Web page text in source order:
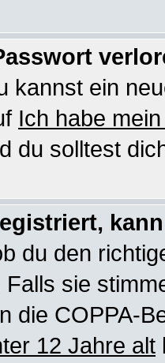
kannst ein
Ich habe
du solltest
du den
sie
die COPPA-
12 Jahre alt